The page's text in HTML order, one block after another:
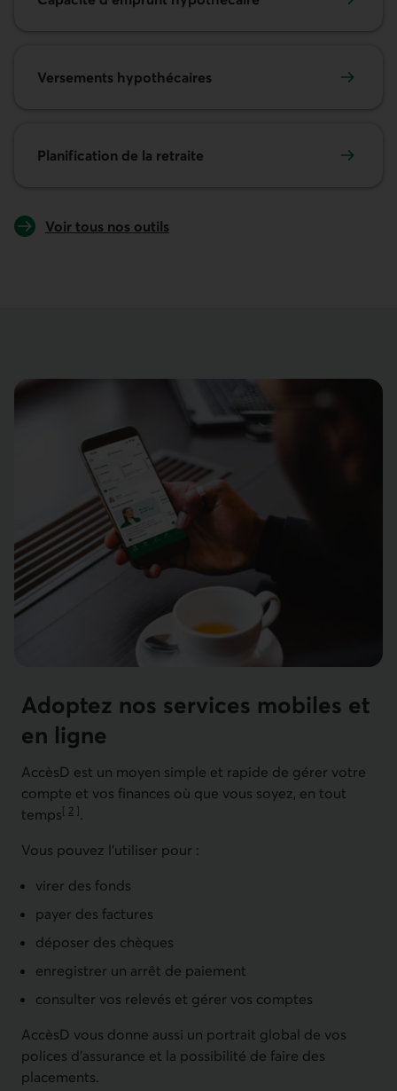
Versements hypothécaires
Planification de la retraite
Voir tous nos outils
Adoptez nos services mobiles et
en ligne
AccèsD est un moyen simple et rapide de gérer votre
compte et vos finances où que vous soyez, en tout
temps[ 2 ]
Aller à la note
.
Vous pouvez l'utiliser pour :
virer des fonds
payer des factures
déposer des chèques
enregistrer un arrêt de paiement
consulter vos relevés et gérer vos comptes
AccèsD vous donne aussi un portrait global de vos
polices d'assurance et la possibilité de faire des
placements.